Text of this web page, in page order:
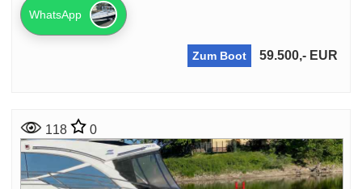
WhatsApp
Zum Boot 59.500,- EUR
118 0